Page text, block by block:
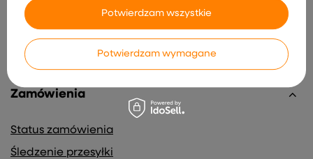
Zamówienia
Status zamówienia
Śledzenie przesyłki
Potwierdzam wymagane
Potwierdzam wszystkie